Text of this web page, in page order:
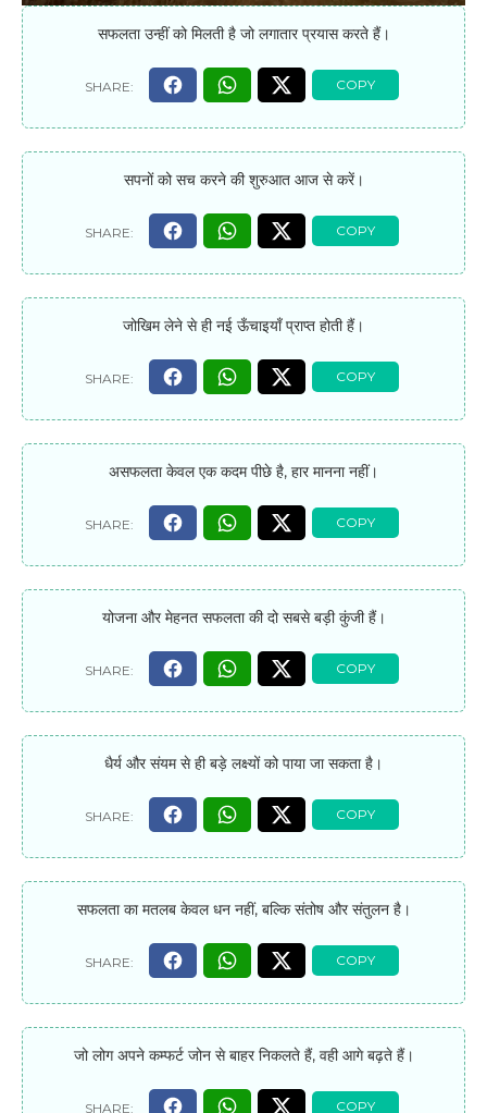
सफलता उन्हीं को मिलती है जो लगातार प्रयास करते हैं।
सपनों को सच करने की शुरुआत आज से करें।
जोखिम लेने से ही नई ऊँचाइयाँ प्राप्त होती हैं।
असफलता केवल एक कदम पीछे है, हार मानना नहीं।
योजना और मेहनत सफलता की दो सबसे बड़ी कुंजी हैं।
धैर्य और संयम से ही बड़े लक्ष्यों को पाया जा सकता है।
सफलता का मतलब केवल धन नहीं, बल्कि संतोष और संतुलन है।
जो लोग अपने कम्फर्ट जोन से बाहर निकलते हैं, वही आगे बढ़ते हैं।